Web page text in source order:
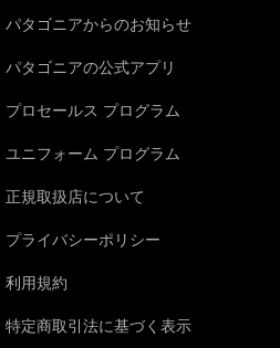
パタゴニアからのお知らせ
パタゴニアの公式アプリ
プロセールス プログラム
ユニフォーム プログラム
正規取扱店について
プライバシーポリシー
利用規約
特定商取引法に基づく表示